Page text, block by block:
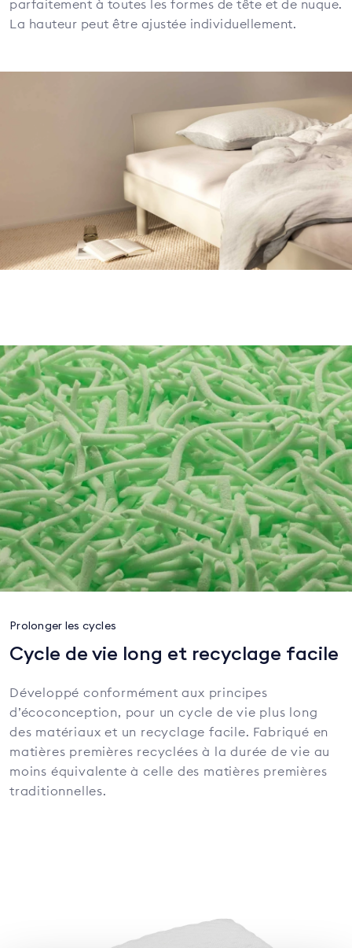
parfaitement à toutes les formes de tête et de nuque.
La hauteur peut être ajustée individuellement.
Prolonger les cycles
Cycle de vie long et recyclage facile
Développé conformément aux principes
d’écoconception, pour un cycle de vie plus long
des matériaux et un recyclage facile. Fabriqué en
matières premières recyclées à la durée de vie au
moins équivalente à celle des matières premières
traditionnelles.